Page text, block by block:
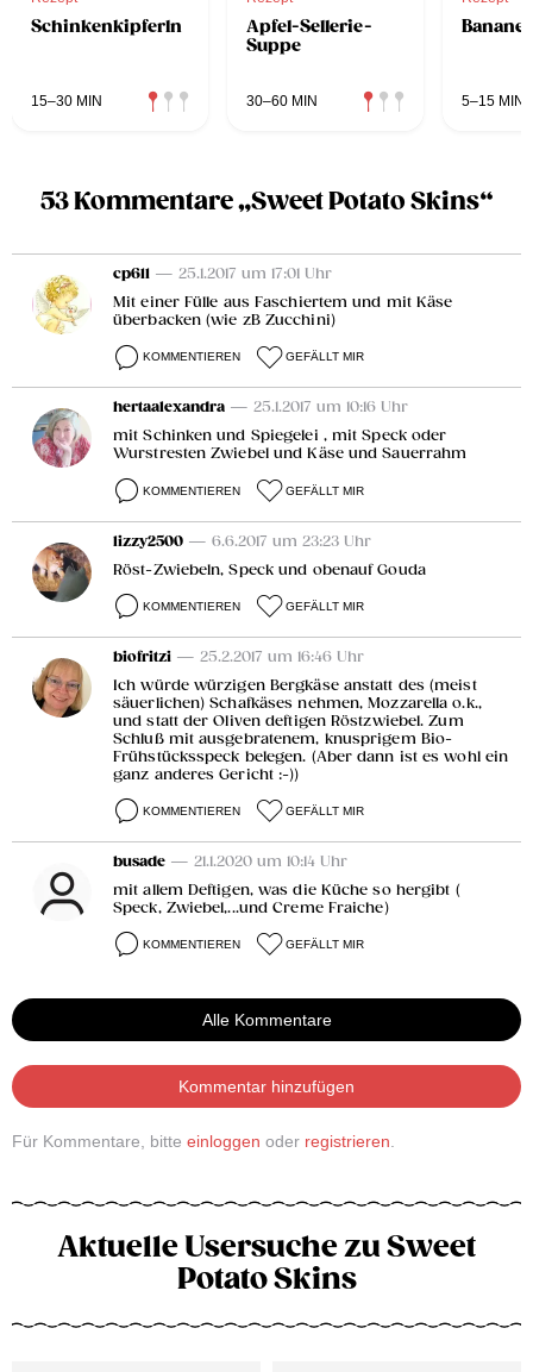
Schinkenkipferln
15–30 MIN
Apfel-Sellerie-
Suppe
30–60 MIN 5–15 MIN
53 Kommentare „Sweet Potato Skins“
cp611 — 25.1.2017 um 17:01 Uhr
Mit einer Fülle aus Faschiertem und mit Käse
überbacken (wie zB Zucchini)
KOMMENTIEREN GEFÄLLT MIR
hertaalexandra — 25.1.2017 um 10:16 Uhr
mit Schinken und Spiegelei , mit Speck oder
Wurstresten Zwiebel und Käse und Sauerrahm
KOMMENTIEREN GEFÄLLT MIR
lizzy2500 — 6.6.2017 um 23:23 Uhr
Röst-Zwiebeln, Speck und obenauf Gouda
KOMMENTIEREN GEFÄLLT MIR
biofritzi — 25.2.2017 um 16:46 Uhr
Ich würde würzigen Bergkäse anstatt des (meist
säuerlichen) Schafkäses nehmen, Mozzarella o.k.,
und statt der Oliven deftigen Röstzwiebel. Zum
Schluß mit ausgebratenem, knusprigem Bio-
Frühstücksspeck belegen. (Aber dann ist es wohl ein
ganz anderes Gericht :-))
KOMMENTIEREN GEFÄLLT MIR
busade — 21.1.2020 um 10:14 Uhr
mit allem Deftigen, was die Küche so hergibt (
Speck, Zwiebel,...und Creme Fraiche)
KOMMENTIEREN GEFÄLLT MIR
Alle Kommentare
Kommentar hinzufügen
Für Kommentare, bitte einloggen oder registrieren
Aktuelle Usersuche zu Sweet
Potato Skins